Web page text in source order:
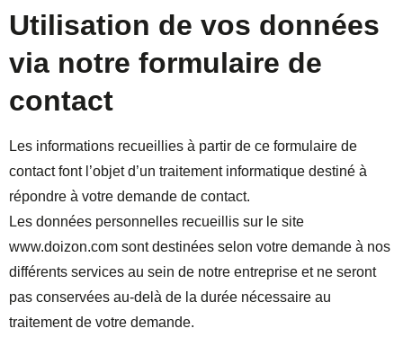
Utilisation de vos données
via notre formulaire de
contact
Les informations recueillies à partir de ce formulaire de
contact font l’objet d’un traitement informatique destiné à
répondre à votre demande de contact.
Les données personnelles recueillis sur le site
www.doizon.com sont destinées selon votre demande à nos
différents services au sein de notre entreprise et ne seront
pas conservées au-delà de la durée nécessaire au
traitement de votre demande.